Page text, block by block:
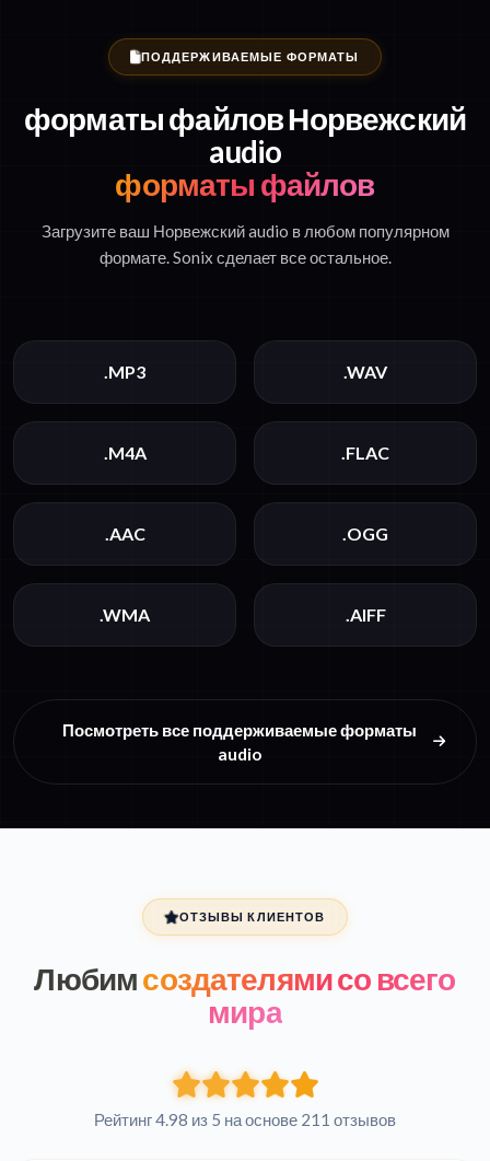
ПОДДЕРЖИВАЕМЫЕ ФОРМАТЫ
форматы файлов Норвежский
audio
форматы файлов
Загрузите ваш Норвежский audio в любом популярном
формате. Sonix сделает все остальное.
.MP3 .WAV
.M4A .FLAC
.AAC .OGG
.WMA .AIFF
Посмотреть все поддерживаемые форматы
audio
ОТЗЫВЫ КЛИЕНТОВ
Любимсоздателями со всего
мира
Рейтинг 4.98 из 5 на основе 211 отзывов